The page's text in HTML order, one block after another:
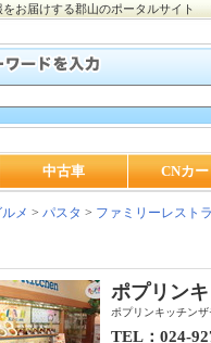
お届けする郡山のポータルサイト
中古車 CNカ
メ > パスタ > ファミリーレスト
ポプリン
ポプリンキッチン
TEL：024-